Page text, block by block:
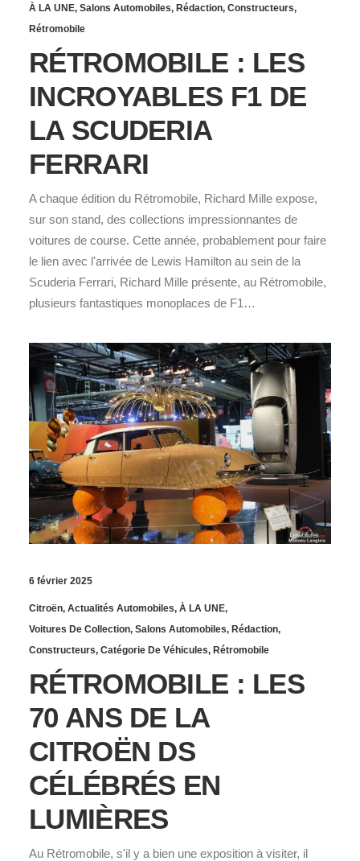
À LA UNE, Salons Automobiles, Rédaction, Constructeurs,
Rétromobile
RÉTROMOBILE : LES
INCROYABLES F1 DE
LA SCUDERIA
FERRARI
A chaque édition du Rétromobile, Richard Mille expose,
sur son stand, des collections impressionnantes de
voitures de course. Cette année, probablement pour faire
le lien avec l'arrivée de Lewis Hamilton au sein de la
Scuderia Ferrari, Richard Mille présente, au Rétromobile,
plusieurs fantastiques monoplaces de F1…
6 février 2025
Citroën, Actualités Automobiles, À LA UNE,
Voitures De Collection, Salons Automobiles, Rédaction,
Constructeurs, Catégorie De Véhicules, Rétromobile
RÉTROMOBILE : LES
70 ANS DE LA
CITROËN DS
CÉLÉBRÉS EN
LUMIÈRES
Au Rétromobile, s'il y a bien une exposition à visiter, il